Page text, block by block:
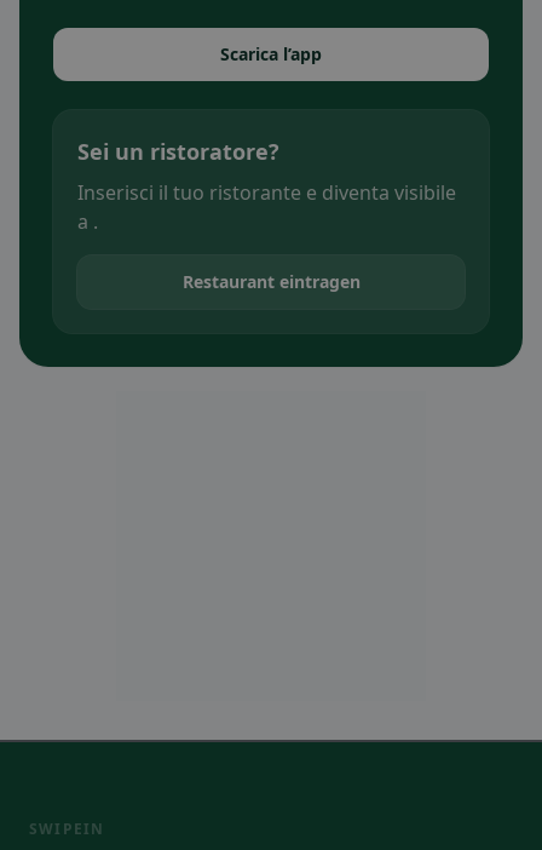
Scarica l’app
Sei un ristoratore?
Inserisci il tuo ristorante e diventa visibile
a .
Restaurant eintragen
SWIPEIN